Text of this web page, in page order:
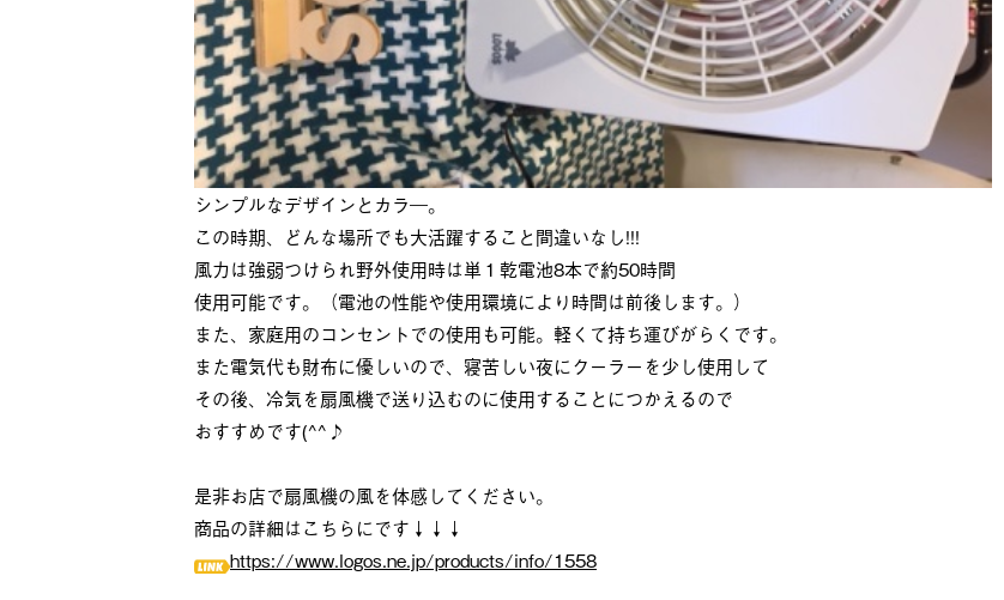
シンプルなデザインとカラ―。
この時期、どんな場所でも大活躍すること間違いなし!!!
風力は強弱つけられ野外使用時は単１乾電池8本で約50時間
使用可能です。（電池の性能や使用環境により時間は前後します。）
また、家庭用のコンセントでの使用も可能。軽くて持ち運びがらくです。
また電気代も財布に優しいので、寝苦しい夜にクーラーを少し使用して
その後、冷気を扇風機で送り込むのに使用することにつかえるので
おすすめです(^^♪
是非お店で扇風機の風を体感してください。
商品の詳細はこちらにです↓↓↓
https://www.logos.ne.jp/products/info/1558